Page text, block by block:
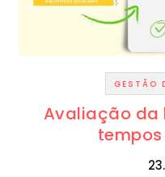
GESTÃO
Avaliação da